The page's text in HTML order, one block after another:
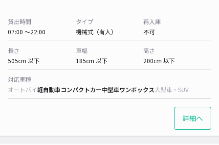
貸出時間
07:00 〜22:00
タイプ
機械式（有人）
再入庫
不可
長さ
505cm 以下
車幅
185cm 以下
高さ
200cm 以下
対応車種
オートバイ軽自動車コンパクトカー中型車ワンボックス大型車・SUV
詳細へ